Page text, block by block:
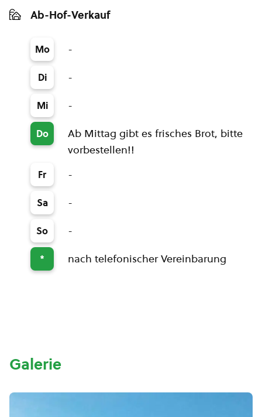
Ab-Hof-Verkauf
Mo -
Di -
Mi -
Do
Ab Mittag gibt es frisches Brot, bitte
vorbestellen!!
Fr -
Sa -
So -
* nach telefonischer Vereinbarung
Galerie